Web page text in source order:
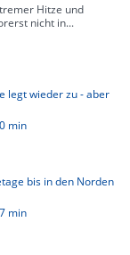
Hitze und
nicht in...
legt wieder zu - aber
min
bis in den Norden
min